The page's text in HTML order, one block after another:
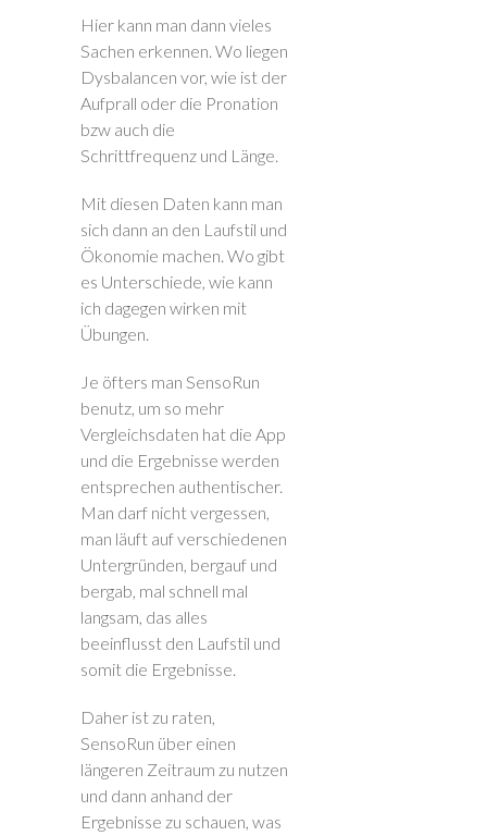
Hier kann man dann vieles
Sachen erkennen. Wo liegen
Dysbalancen vor, wie ist der
Aufprall oder die Pronation
bzw auch die
Schrittfrequenz und Länge.
Mit diesen Daten kann man
sich dann an den Laufstil und
Ökonomie machen. Wo gibt
es Unterschiede, wie kann
ich dagegen wirken mit
Übungen.
Je öfters man SensoRun
benutz, um so mehr
Vergleichsdaten hat die App
und die Ergebnisse werden
entsprechen authentischer.
Man darf nicht vergessen,
man läuft auf verschiedenen
Untergründen, bergauf und
bergab, mal schnell mal
langsam, das alles
beeinflusst den Laufstil und
somit die Ergebnisse.
Daher ist zu raten,
SensoRun über einen
längeren Zeitraum zu nutzen
und dann anhand der
Ergebnisse zu schauen, was